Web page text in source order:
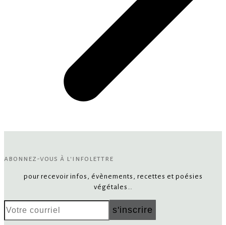
abonnez-vous à l'infolettre
pour recevoir infos, évènements, recettes et poésies
végétales…
Votre
courriel
s'inscrire